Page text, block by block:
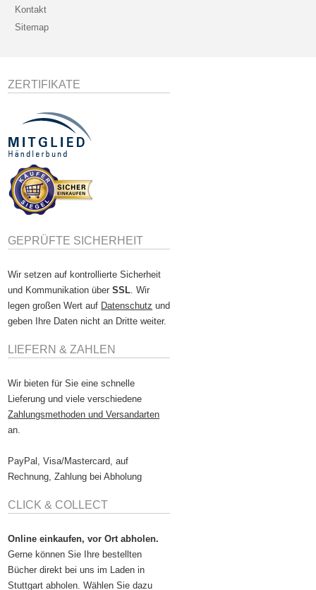
Kontakt
Sitemap
ZERTIFIKATE
GEPRÜFTE SICHERHEIT
Wir setzen auf kontrollierte Sicherheit
und Kommunikation überSSL. Wir
legen großen Wert auf Datenschutz und
geben Ihre Daten nicht an Dritte weiter.
LIEFERN & ZAHLEN
Wir bieten für Sie eine schnelle
Lieferung und viele verschiedene
Zahlungsmethoden und Versandarten
an.
PayPal, Visa/Mastercard, auf
Rechnung, Zahlung bei Abholung
CLICK & COLLECT
Online einkaufen, vor Ort abholen.
Gerne können Sie Ihre bestellten
Bücher direkt bei uns im Laden in
Stuttgart abholen. Wählen Sie dazu